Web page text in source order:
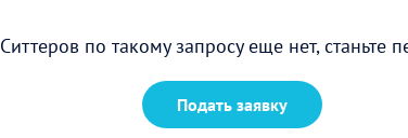
Ситтеров по такому запросу еще нет, станьте
Подать заявку